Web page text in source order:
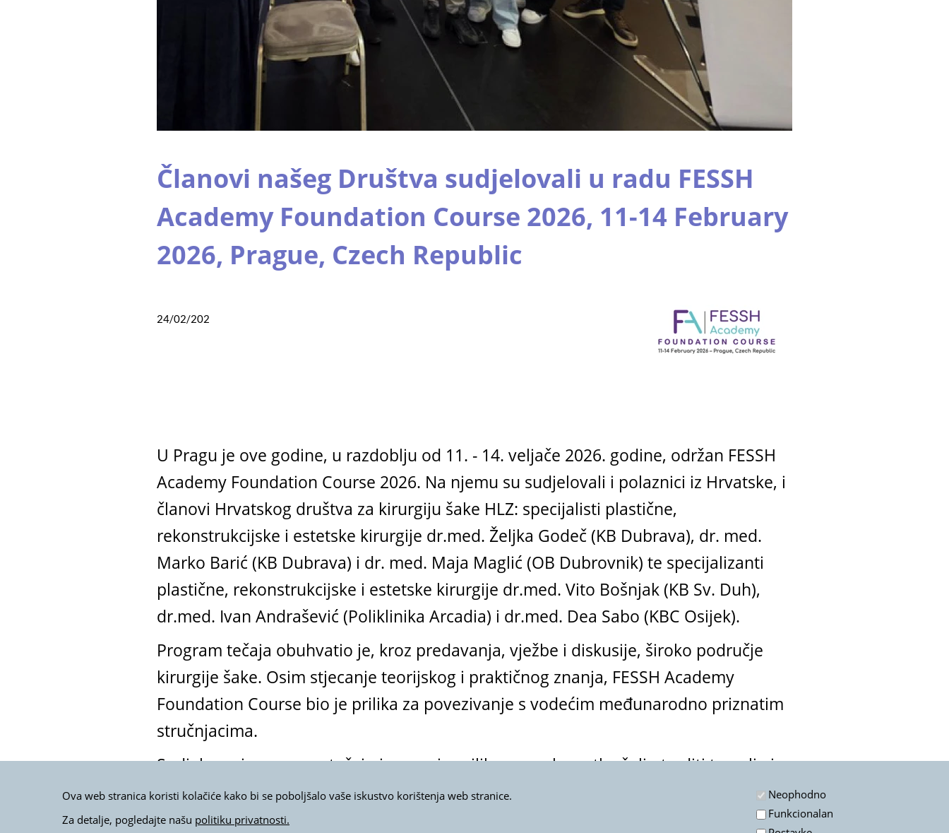
Članovi našeg Društva sudjelovali u radu FESSH
Academy Foundation Course 2026, 11-14 February
2026, Prague, Czech Republic
24/02/202
U Pragu je ove godine, u razdoblju od 11. - 14. veljače 2026. godine, održan FESSH
Academy Foundation Course 2026. Na njemu su sudjelovali i polaznici iz Hrvatske, i
članovi Hrvatskog društva za kirurgiju šake HLZ: specijalisti plastične,
rekonstrukcijske i estetske kirurgije dr.med. Željka Godeč (KB Dubrava), dr. med.
Marko Barić (KB Dubrava) i dr. med. Maja Maglić (OB Dubrovnik) te specijalizanti
plastične, rekonstrukcijske i estetske kirurgije dr.med. Vito Bošnjak (KB Sv. Duh),
dr.med. Ivan Andrašević (Poliklinika Arcadia) i dr.med. Dea Sabo (KBC Osijek).
Program tečaja obuhvatio je, kroz predavanja, vježbe i diskusije, široko područje
kirurgije šake. Osim stjecanje teorijskog i praktičnog znanja, FESSH Academy
Foundation Course bio je prilika za povezivanje s vodećim međunarodno priznatim
stručnjacima.
Sudjelovanje na ovom tečaju izvrsna je prilika za svakoga tko želi utvrditi temelje i
nadograditi znanje iz kirurgije šake. A Prag je, sa svojom bogatom poviješću, pružio
savršenu kulisu za ovaj intenzivni edukacijski tjedan.
Ova web stranica koristi kolačiće kako bi se poboljšalo vaše iskustvo korištenja web stranice.
Za detalje, pogledajte našu politiku privatnosti.
Neophodno
Funkcionalan